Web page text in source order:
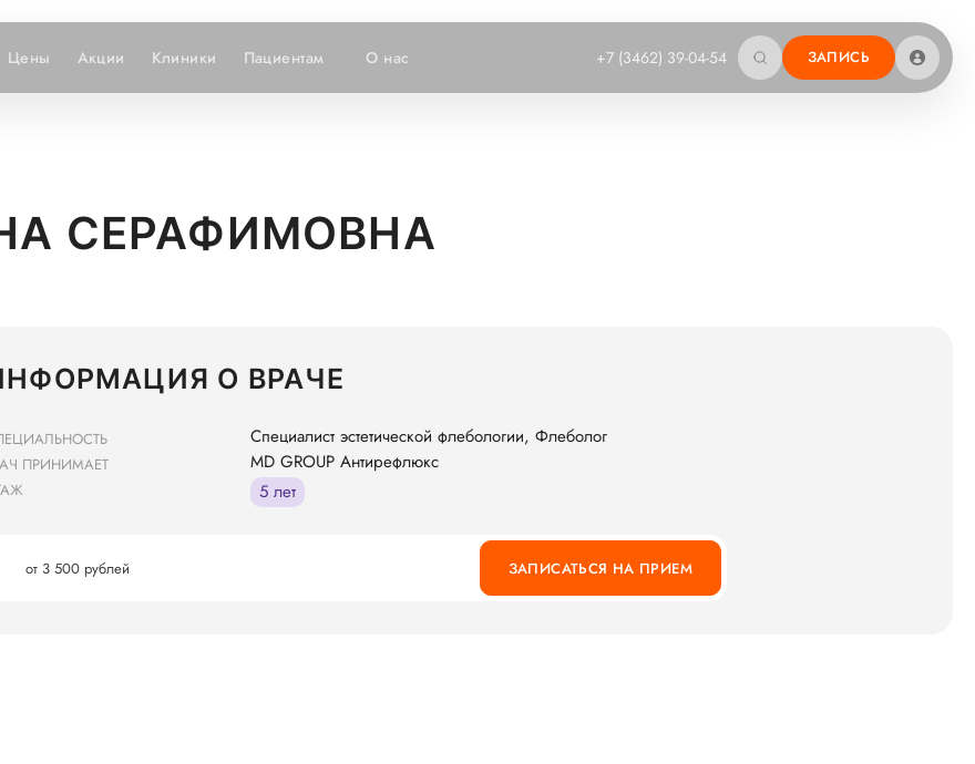
Цены Акции Клиники Пациентам О нас +7 (3462) 39-04-54 ЗАПИСЬ
СЕРАФИМОВНА
О ВРАЧЕ
Специалист эстетической флебологии, Флеболог
ПРИНИМАЕТ MD GROUP Антирефлюкс
5 лет
от 3 500 рублей ЗАПИСАТЬСЯ НА ПРИЕМ